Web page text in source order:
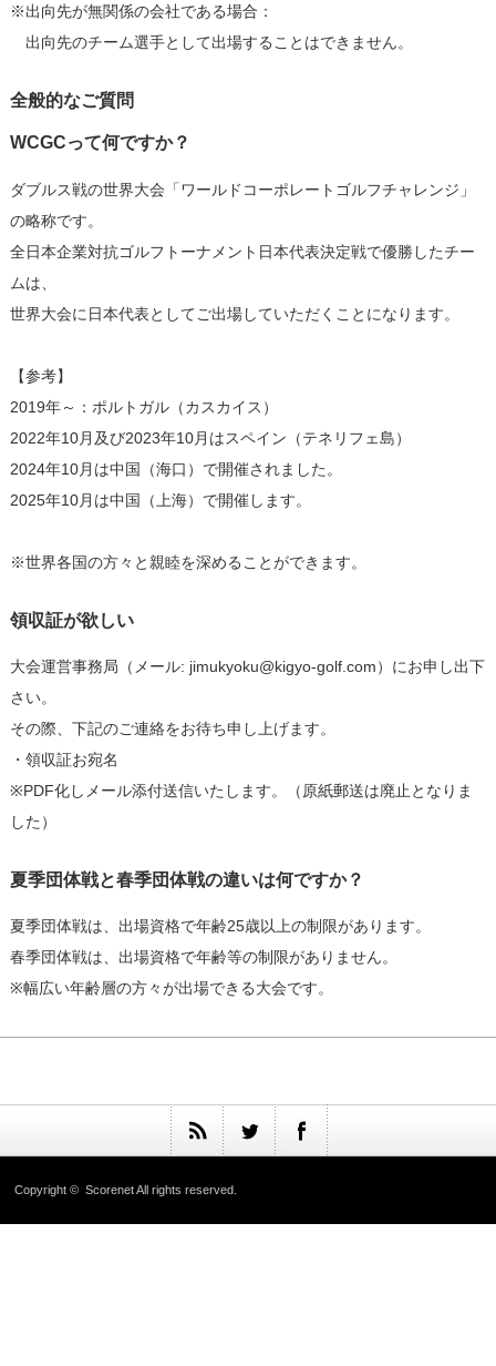
※出向先が無関係の会社である場合：
出向先のチーム選手として出場することはできません。
全般的なご質問
WCGCって何ですか？
ダブルス戦の世界大会「ワールドコーポレートゴルフチャレンジ」
の略称です。
全日本企業対抗ゴルフトーナメント日本代表決定戦で優勝したチー
ムは、
世界大会に日本代表としてご出場していただくことになります。
【参考】
2019年～：ポルトガル（カスカイス）
2022年10月及び2023年10月はスペイン（テネリフェ島）
2024年10月は中国（海口）で開催されました。
2025年10月は中国（上海）で開催します。
※世界各国の方々と親睦を深めることができます。
領収証が欲しい
大会運営事務局（メール: jimukyoku@kigyo-golf.com）にお申し出下
さい。
その際、下記のご連絡をお待ち申し上げます。
・領収証お宛名
※PDF化しメール添付送信いたします。（原紙郵送は廃止となりま
した）
夏季団体戦と春季団体戦の違いは何ですか？
夏季団体戦は、出場資格で年齢25歳以上の制限があります。
春季団体戦は、出場資格で年齢等の制限がありません。
※幅広い年齢層の方々が出場できる大会です。
Copyright ©ScorenetAll rights reserved.